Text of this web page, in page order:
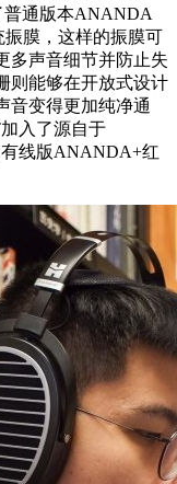
通版本ANANDA
膜，这样的振膜可
多声音细节并防止失
则能够在开放式设计
音变得更加纯净通
入了源自于
线版ANANDA+红